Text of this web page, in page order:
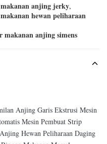
anjing jerky,
hewan peliharaan
makanan anjing simens
Anjing Garis Ekstrusi Mesin
Mesin Pembuat Strip
Hewan Peliharaan Daging